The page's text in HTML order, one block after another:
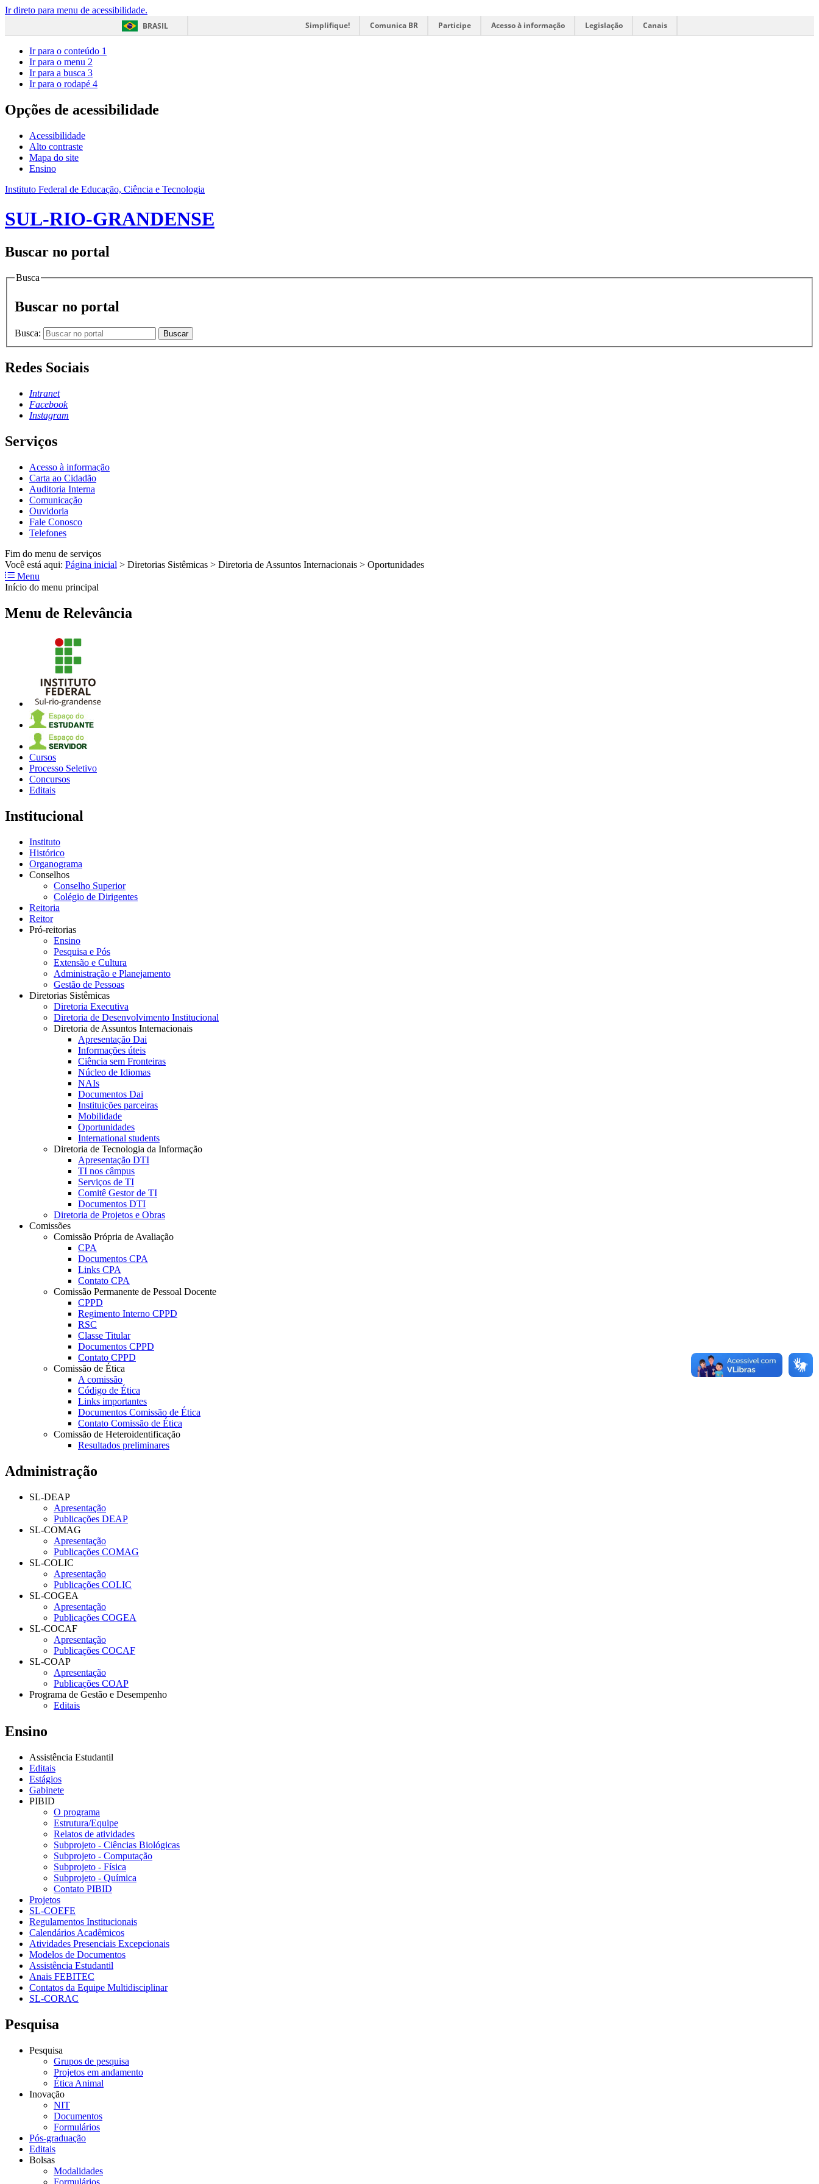
Ir direto para menu de acessibilidade.
BRASIL
Simplifique! Comunica BR Participe Acesso à informação Legislação Canais
Ir para o conteúdo 1
Ir para o menu 2
Ir para a busca 3
Ir para o rodapé 4
Opções de acessibilidade
Acessibilidade
Alto contraste
Mapa do site
Ensino
Instituto Federal de Educação, Ciência e Tecnologia
SUL-RIO-GRANDENSE
Buscar no portal
Busca
Buscar no portal
Busca: Buscar
Redes Sociais
Intranet
Facebook
Instagram
Serviços
Acesso à informação
Carta ao Cidadão
Auditoria Interna
Comunicação
Ouvidoria
Fale Conosco
Telefones
Fim do menu de serviços
Você está aqui: Página inicial > Diretorias Sistêmicas > Diretoria de Assuntos Internacionais > Oportunidades
Menu
Início do menu principal
Menu de Relevância
Cursos
Processo Seletivo
Concursos
Editais
Institucional
Instituto
Histórico
Organograma
Conselhos
Conselho Superior
Colégio de Dirigentes
Reitoria
Reitor
Pró-reitorias
Ensino
Pesquisa e Pós
Extensão e Cultura
Administração e Planejamento
Gestão de Pessoas
Diretorias Sistêmicas
Diretoria Executiva
Diretoria de Desenvolvimento Institucional
Diretoria de Assuntos Internacionais
Apresentação Dai
Informações úteis
Ciência sem Fronteiras
Núcleo de Idiomas
NAIs
Documentos Dai
Instituições parceiras
Mobilidade
Oportunidades
International students
Diretoria de Tecnologia da Informação
Apresentação DTI
TI nos câmpus
Serviços de TI
Comitê Gestor de TI
Documentos DTI
Diretoria de Projetos e Obras
Comissões
Comissão Própria de Avaliação
CPA
Documentos CPA
Links CPA
Contato CPA
Comissão Permanente de Pessoal Docente
CPPD
Regimento Interno CPPD
RSC
Classe Titular
Documentos CPPD
Contato CPPD
Comissão de Ética
A comissão
Código de Ética
Links importantes
Documentos Comissão de Ética
Contato Comissão de Ética
Comissão de Heteroidentificação
Resultados preliminares
Administração
SL-DEAP
Apresentação
Publicações DEAP
SL-COMAG
Apresentação
Publicações COMAG
SL-COLIC
Apresentação
Publicações COLIC
SL-COGEA
Apresentação
Publicações COGEA
SL-COCAF
Apresentação
Publicações COCAF
SL-COAP
Apresentação
Publicações COAP
Programa de Gestão e Desempenho
Editais
Ensino
Assistência Estudantil
Editais
Estágios
Gabinete
PIBID
O programa
Estrutura/Equipe
Relatos de atividades
Subprojeto - Ciências Biológicas
Subprojeto - Computação
Subprojeto - Física
Subprojeto - Química
Contato PIBID
Projetos
SL-COEFE
Regulamentos Institucionais
Calendários Acadêmicos
Atividades Presenciais Excepcionais
Modelos de Documentos
Assistência Estudantil
Anais FEBITEC
Contatos da Equipe Multidisciplinar
SL-CORAC
Pesquisa
Pesquisa
Grupos de pesquisa
Projetos em andamento
Ética Animal
Inovação
NIT
Documentos
Formulários
Pós-graduação
Editais
Bolsas
Modalidades
Formulários